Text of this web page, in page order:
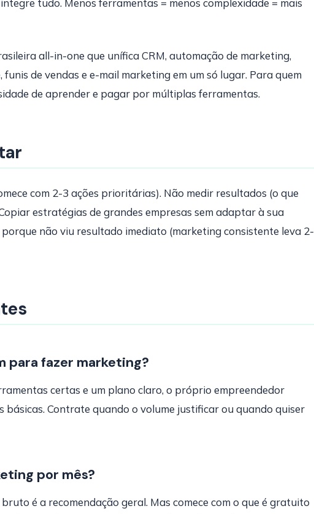
tudo. Menos ferramentas = menos complexidade = mais
all-in-one que unífica CRM, automação de marketing,
de vendas e e-mail marketing em um só lugar. Para quem
de aprender e pagar por múltiplas ferramentas.
com 2-3 ações prioritárias). Não medir resultados (o que
estratégias de grandes empresas sem adaptar à sua
porque não viu resultado imediato (marketing consistente leva 2-
para fazer marketing?
certas e um plano claro, o próprio empreendedor
básicas. Contrate quando o volume justificar ou quando quiser
por mês?
é a recomendação geral. Mas comece com o que é gratuito